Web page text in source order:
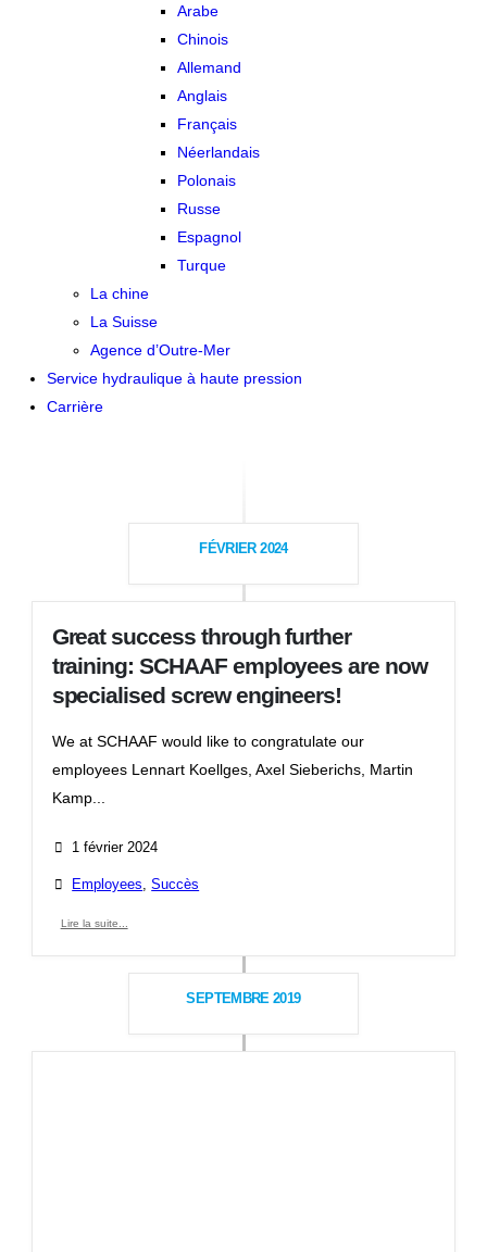
Arabe
Chinois
Allemand
Anglais
Français
Néerlandais
Polonais
Russe
Espagnol
Turque
La chine
La Suisse
Agence d’Outre-Mer
Service hydraulique à haute pression
Carrière
FÉVRIER 2024
Great success through further
training: SCHAAF employees are now
specialised screw engineers!
We at SCHAAF would like to congratulate our
employees Lennart Koellges, Axel Sieberichs, Martin
Kamp...
1 février 2024
Employees,Succès
Lire la suite...
SEPTEMBRE 2019